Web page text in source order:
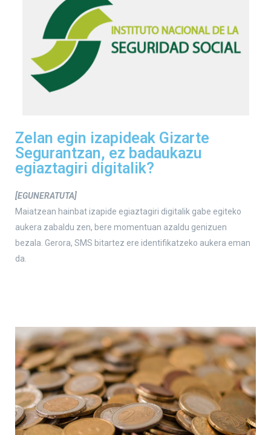
Zelan egin izapideak Gizarte
Segurantzan, ez badaukazu
egiaztagiri digitalik?
[EGUNERATUTA]
Maiatzean hainbat izapide egiaztagiri digitalik gabe egiteko
aukera zabaldu zen, bere momentuan azaldu genizuen
bezala. Gerora, SMS bitartez ere identifikatzeko aukera eman
da.